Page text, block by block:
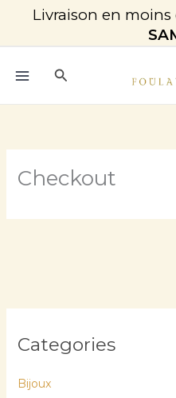
contenu
Livraison en moins
Rechercher
Categories
Bijoux
Checkout